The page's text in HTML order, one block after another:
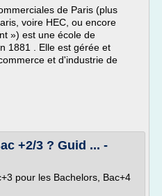
de Paris (plus
voire HEC, ou encore
») est une école de
1881 . Elle est gérée et
et d'industrie de
+2/3 ? Guid ... -
pour les Bachelors, Bac+4